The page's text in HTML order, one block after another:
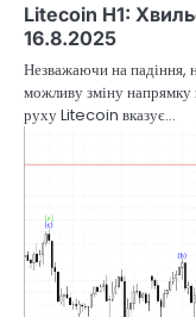
Litecoin H1:
16.8.2025
Незважаючи на падіння,
можливу зміну
руху Litecoin вказує…